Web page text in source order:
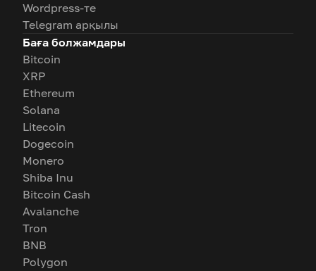
Wordpress-те
Telegram арқылы
Баға болжамдары
Bitcoin
XRP
Ethereum
Solana
Litecoin
Dogecoin
Monero
Shiba Inu
Bitcoin Cash
Avalanche
Tron
BNB
Polygon